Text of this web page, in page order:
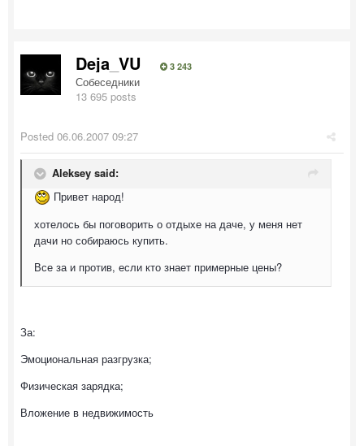
Deja_VU 3 243
Собеседники
13 695 posts
Posted 06.06.2007 09:27
Aleksey said:
Привет народ!
хотелось бы поговорить о отдыхе на даче, у меня нет
дачи но собираюсь купить.
Все за и против, если кто знает примерные цены?
За:
Эмоциональная разгрузка;
Физическая зарядка;
Вложение в недвижимость